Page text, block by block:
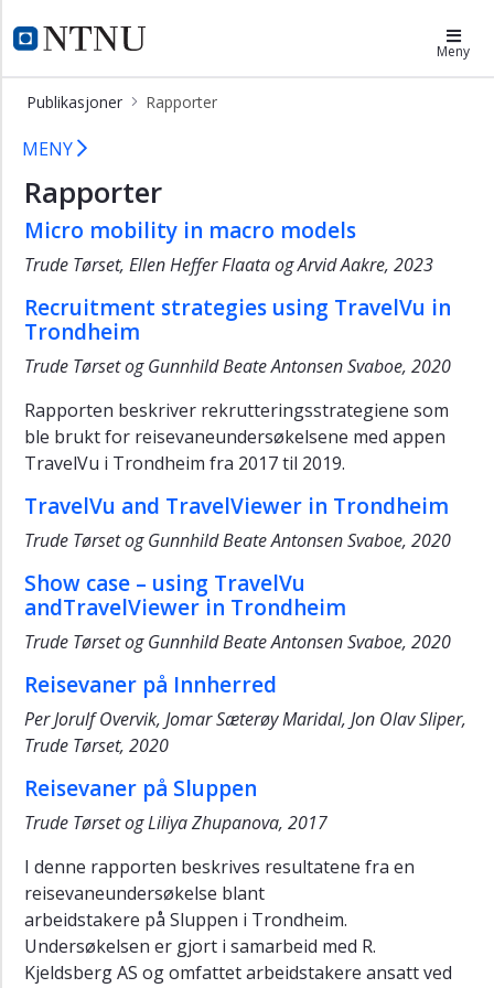
SmartRVU Meny
Publikasjoner Rapporter
Rapporter
×
Journalartikler
Rapporter
Masteroppgaver
Konferansepaper
MENY
Rapporter
Micro mobility in macro models
Trude Tørset, Ellen Heffer Flaata og Arvid Aakre, 2023
Recruitment strategies using TravelVu in
Trondheim
Trude Tørset og Gunnhild Beate Antonsen Svaboe, 2020
Rapporten beskriver rekrutteringsstrategiene som
ble brukt for reisevaneundersøkelsene med appen
TravelVu i Trondheim fra 2017 til 2019.
TravelVu and TravelViewer in Trondheim
Trude Tørset og Gunnhild Beate Antonsen Svaboe, 2020
Show case – using TravelVu
andTravelViewer in Trondheim
Trude Tørset og Gunnhild Beate Antonsen Svaboe, 2020
Reisevaner på Innherred
Per Jorulf Overvik, Jomar Sæterøy Maridal, Jon Olav Sliper,
Trude Tørset, 2020
Reisevaner på Sluppen
Trude Tørset og Liliya Zhupanova, 2017
I denne rapporten beskrives resultatene fra en
reisevaneundersøkelse blant
arbeidstakere på Sluppen i Trondheim.
Undersøkelsen er gjort i samarbeid med R.
Kjeldsberg AS og omfattet arbeidstakere ansatt ved